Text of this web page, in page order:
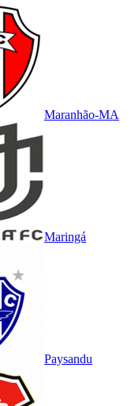
Maranhão-MA
Maringá
Paysandu